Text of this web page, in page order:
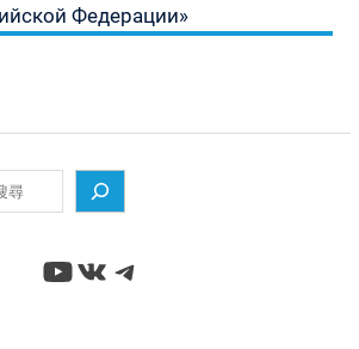
Федерации»
YouTube
ВКонтакте
Telegram